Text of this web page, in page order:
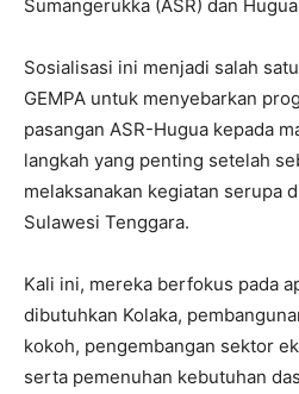
Sumangerukka (ASR) dan
Sosialisasi ini menjadi salah
GEMPA untuk menyebarkan
pasangan ASR-Hugua kepada
langkah yang penting setelah
melaksanakan kegiatan serupa
Sulawesi Tenggara.
Kali ini, mereka berfokus pada
dibutuhkan Kolaka,
kokoh, pengembangan sektor
serta pemenuhan kebutuhan